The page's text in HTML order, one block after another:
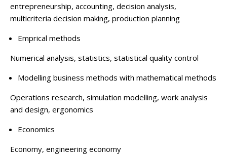
entrepreneurship, accounting, decision analysis,
multicriteria decision making, production planning
Emprical methods
Numerical analysis, statistics, statistical quality control
Modelling business methods with mathematical methods
Operations research, simulation modelling, work analysis
and design, ergonomics
Economics
Economy, engineering economy